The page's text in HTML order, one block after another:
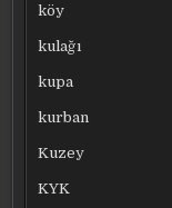
köy
kulağı
kupa
kurban
Kuzey
KYK